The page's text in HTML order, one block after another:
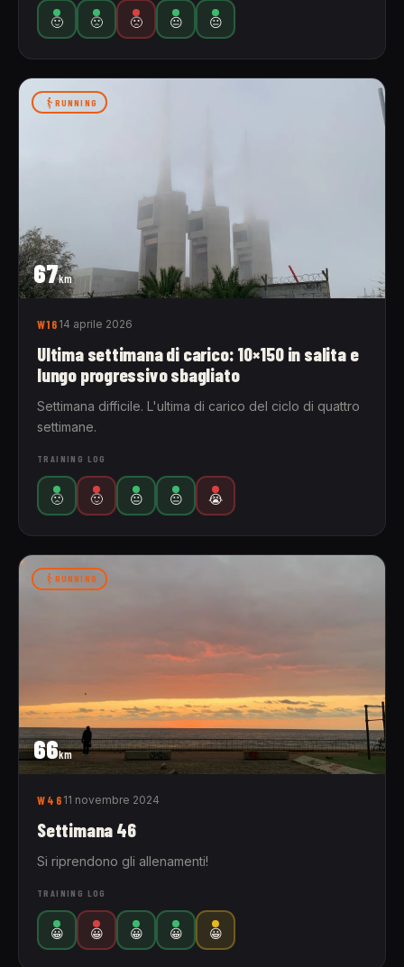
🙂 🙁 🙁 😐 😐
67km
RUNNING
W16 14 aprile 2026
Ultima settimana di carico: 10×150 in salita e
lungo progressivo sbagliato
Settimana difficile. L'ultima di carico del ciclo di quattro
settimane.
TRAINING LOG
🙁 🙂 😐 😐 😭
66km
RUNNING
W46 11 novembre 2024
Settimana 46
Si riprendono gli allenamenti!
TRAINING LOG
😀 😀 😀 😀 😀